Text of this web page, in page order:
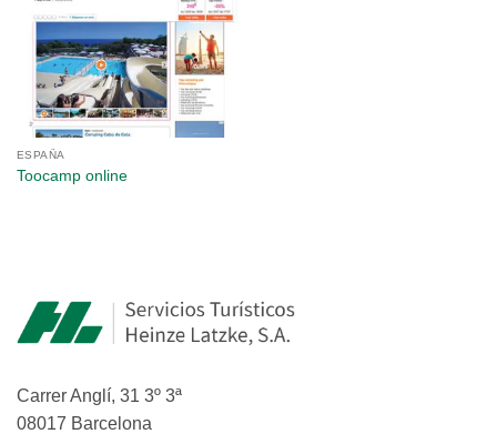
ESPAÑA
Toocamp online
Carrer Anglí, 31 3º 3ª
08017 Barcelona